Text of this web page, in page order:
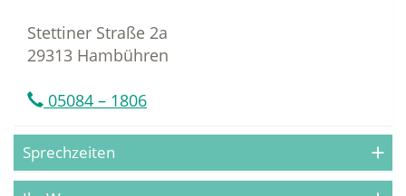
Stettiner Straße 2a
29313 Hambühren
05084 – 1806
Sprechzeiten